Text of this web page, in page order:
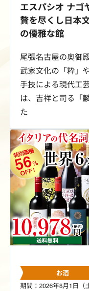
エスパシオ ナゴ
贅を尽くし日本
の優雅な館
尾張名古屋の奥御
武家文化の「粋」
手技による現代工
は、吉祥と司る「
た
お酒
期間：2026年8月1日（